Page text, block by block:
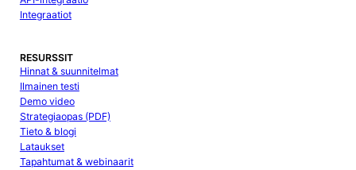
Integraatiot
RESURSSIT
Hinnat & suunnitelmat
Ilmainen testi
Demo video
Strategiaopas (PDF)
Tieto & blogi
Lataukset
Tapahtumat & webinaarit